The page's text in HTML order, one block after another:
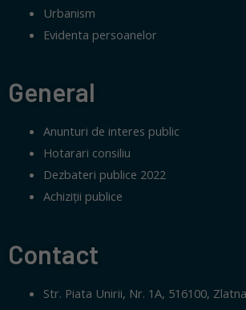
Urbanism
Evidenta persoanelor
General
Anunturi de interes public
Hotarari consiliu
Dezbateri publice 2022
Achiziții publice
Contact
Str. Piata Unirii, Nr. 1A, 516100,